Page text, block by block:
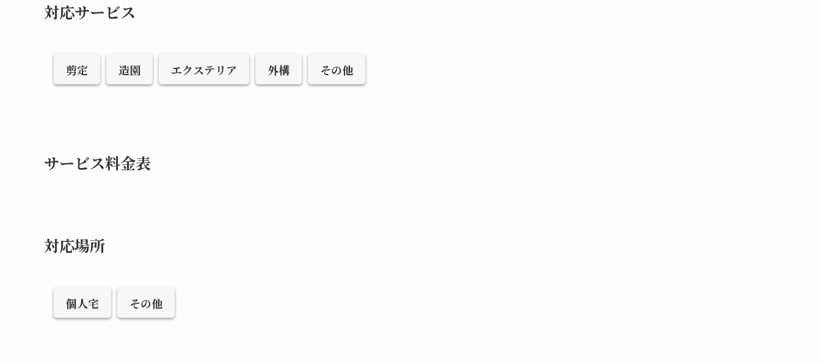
対応サービス
剪定 造園 エクステリア 外構 その他
サービス料金表
対応場所
個人宅 その他